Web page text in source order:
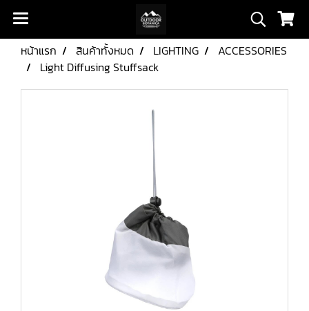
หน้าแรก สินค้าทั้งหมด LIGHTING
ACCESSORIES
Light Diffusing Stuffsack